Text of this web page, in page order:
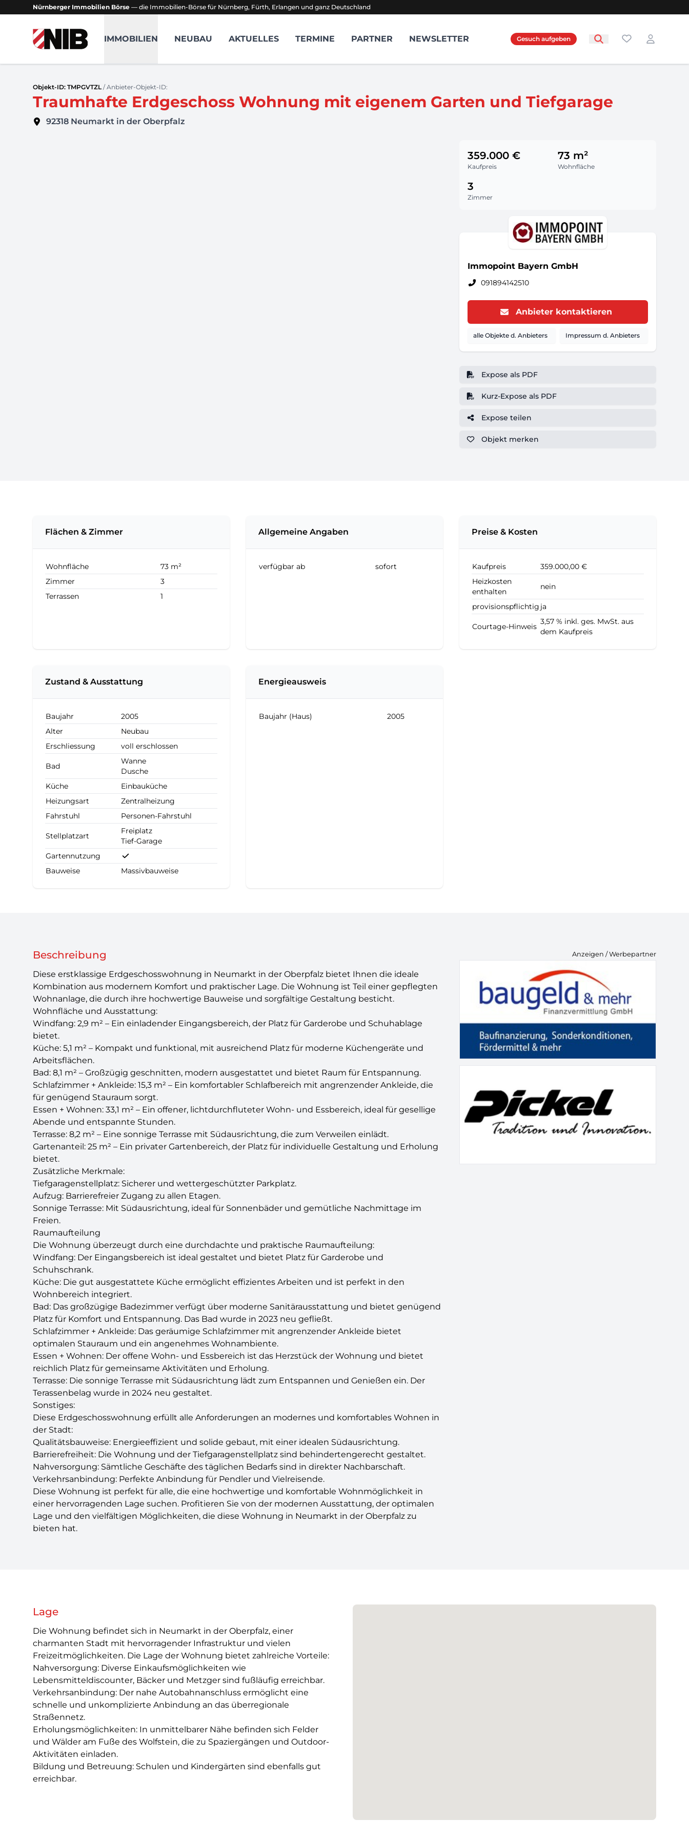
Nürnberger Immobilien Börse — die Immobilien-Börse für Nürnberg, Fürth, Erlangen und ganz Deutschland
NIB - Nürnberger Immobilien Börse
IMMOBILIEN NEUBAU AKTUELLES TERMINE PARTNER NEWSLETTER Gesuch aufgeben Favoriten
Login
Objekt-ID: TMPGVTZL / Anbieter-Objekt-ID:
Traumhafte Erdgeschoss Wohnung mit eigenem Garten und Tiefgarage
92318 Neumarkt in der Oberpfalz
Kaufpreis
359.000 €
Wohnfläche
73 m²
Zimmer
3
Immopoint Bayern GmbH
091894142510
Anbieter kontaktieren
alle Objekte d. Anbieters Impressum d. Anbieters
Expose als PDF
Kurz-Expose als PDF
Expose teilen
Objekt merken
Flächen & Zimmer
Wohnfläche
73 m²
Zimmer
3
Terrassen
1
Allgemeine Angaben
verfügbar ab sofort
Preise & Kosten
Kaufpreis
359.000,00 €
Heizkosten
enthalten
nein
provisionspflichtig ja
Courtage-Hinweis
3,57 % inkl. ges. MwSt. aus
dem Kaufpreis
Zustand & Ausstattung
Baujahr
2005
Alter
Neubau
Erschliessung
voll erschlossen
Bad
Wanne
Dusche
Küche
Einbauküche
Heizungsart
Zentralheizung
Fahrstuhl
Personen-Fahrstuhl
Stellplatzart
Freiplatz
Tief-Garage
Gartennutzung
Bauweise
Massivbauweise
Energieausweis
Baujahr (Haus) 2005
Beschreibung
Diese erstklassige Erdgeschosswohnung in Neumarkt in der Oberpfalz bietet Ihnen die ideale
Kombination aus modernem Komfort und praktischer Lage. Die Wohnung ist Teil einer gepflegten
Wohnanlage, die durch ihre hochwertige Bauweise und sorgfältige Gestaltung besticht.
Wohnfläche und Ausstattung:
Windfang: 2,9 m² – Ein einladender Eingangsbereich, der Platz für Garderobe und Schuhablage
bietet.
Küche: 5,1 m² – Kompakt und funktional, mit ausreichend Platz für moderne Küchengeräte und
Arbeitsflächen.
Bad: 8,1 m² – Großzügig geschnitten, modern ausgestattet und bietet Raum für Entspannung.
Schlafzimmer + Ankleide: 15,3 m² – Ein komfortabler Schlafbereich mit angrenzender Ankleide, die
für genügend Stauraum sorgt.
Essen + Wohnen: 33,1 m² – Ein offener, lichtdurchfluteter Wohn- und Essbereich, ideal für gesellige
Abende und entspannte Stunden.
Terrasse: 8,2 m² – Eine sonnige Terrasse mit Südausrichtung, die zum Verweilen einlädt.
Gartenanteil: 25 m² – Ein privater Gartenbereich, der Platz für individuelle Gestaltung und Erholung
bietet.
Zusätzliche Merkmale:
Tiefgaragenstellplatz: Sicherer und wettergeschützter Parkplatz.
Aufzug: Barrierefreier Zugang zu allen Etagen.
Sonnige Terrasse: Mit Südausrichtung, ideal für Sonnenbäder und gemütliche Nachmittage im
Freien.
Raumaufteilung
Die Wohnung überzeugt durch eine durchdachte und praktische Raumaufteilung:
Windfang: Der Eingangsbereich ist ideal gestaltet und bietet Platz für Garderobe und
Schuhschrank.
Küche: Die gut ausgestattete Küche ermöglicht effizientes Arbeiten und ist perfekt in den
Wohnbereich integriert.
Bad: Das großzügige Badezimmer verfügt über moderne Sanitärausstattung und bietet genügend
Platz für Komfort und Entspannung. Das Bad wurde in 2023 neu gefließt.
Schlafzimmer + Ankleide: Das geräumige Schlafzimmer mit angrenzender Ankleide bietet
optimalen Stauraum und ein angenehmes Wohnambiente.
Essen + Wohnen: Der offene Wohn- und Essbereich ist das Herzstück der Wohnung und bietet
reichlich Platz für gemeinsame Aktivitäten und Erholung.
Terrasse: Die sonnige Terrasse mit Südausrichtung lädt zum Entspannen und Genießen ein. Der
Terassenbelag wurde in 2024 neu gestaltet.
Sonstiges:
Diese Erdgeschosswohnung erfüllt alle Anforderungen an modernes und komfortables Wohnen in
der Stadt:
Qualitätsbauweise: Energieeffizient und solide gebaut, mit einer idealen Südausrichtung.
Barrierefreiheit: Die Wohnung und der Tiefgaragenstellplatz sind behindertengerecht gestaltet.
Nahversorgung: Sämtliche Geschäfte des täglichen Bedarfs sind in direkter Nachbarschaft.
Verkehrsanbindung: Perfekte Anbindung für Pendler und Vielreisende.
Diese Wohnung ist perfekt für alle, die eine hochwertige und komfortable Wohnmöglichkeit in
einer hervorragenden Lage suchen. Profitieren Sie von der modernen Ausstattung, der optimalen
Lage und den vielfältigen Möglichkeiten, die diese Wohnung in Neumarkt in der Oberpfalz zu
bieten hat.
Anzeigen / Werbepartner
Lage
Die Wohnung befindet sich in Neumarkt in der Oberpfalz, einer
charmanten Stadt mit hervorragender Infrastruktur und vielen
Freizeitmöglichkeiten. Die Lage der Wohnung bietet zahlreiche Vorteile:
Nahversorgung: Diverse Einkaufsmöglichkeiten wie
Lebensmitteldiscounter, Bäcker und Metzger sind fußläufig erreichbar.
Verkehrsanbindung: Der nahe Autobahnanschluss ermöglicht eine
schnelle und unkomplizierte Anbindung an das überregionale
Straßennetz.
Erholungsmöglichkeiten: In unmittelbarer Nähe befinden sich Felder
und Wälder am Fuße des Wolfstein, die zu Spaziergängen und Outdoor-
Aktivitäten einladen.
Bildung und Betreuung: Schulen und Kindergärten sind ebenfalls gut
erreichbar.